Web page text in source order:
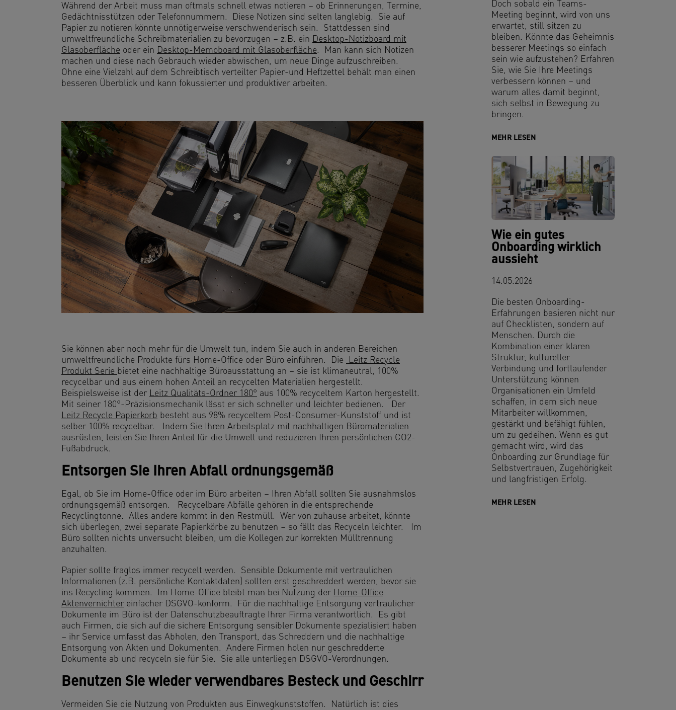
Während der Arbeit muss man oftmals schnell etwas notieren – ob Erinnerungen, Termine,
Gedächtnisstützen oder Telefonnummern. Diese Notizen sind selten langlebig. Sie auf
Papier zu notieren könnte unnötigerweise verschwenderisch sein. Stattdessen sind
umweltfreundliche Schreibmaterialien zu bevorzugen – z.B. ein Desktop-Notizboard mit
Glasoberfläche oder ein Desktop-Memoboard mit Glasoberfläche. Man kann sich Notizen
machen und diese nach Gebrauch wieder abwischen, um neue Dinge aufzuschreiben.
Ohne eine Vielzahl auf dem Schreibtisch verteilter Papier-und Heftzettel behält man einen
besseren Überblick und kann fokussierter und produktiver arbeiten.
Sie können aber noch mehr für die Umwelt tun, indem Sie auch in anderen Bereichen
umweltfreundliche Produkte fürs Home-Office oder Büro einführen. Die
Leitz Recycle
Produkt Serie bietet eine nachhaltige Büroausstattung an – sie ist klimaneutral, 100%
recycelbar und aus einem hohen Anteil an recycelten Materialien hergestellt.
Beispielsweise ist der Leitz Qualitäts-Ordner 180° aus 100% recyceltem Karton hergestellt.
Mit seiner 180°-Präzisionsmechanik lässt er sich schneller und leichter bedienen. Der
Leitz Recycle Papierkorb besteht aus 98% recyceltem Post-Consumer-Kunststoff und ist
selber 100% recycelbar. Indem Sie Ihren Arbeitsplatz mit nachhaltigen Büromaterialien
ausrüsten, leisten Sie Ihren Anteil für die Umwelt und reduzieren Ihren persönlichen CO2-
Fußabdruck.
Entsorgen Sie Ihren Abfall ordnungsgemäß
Egal, ob Sie im Home-Office oder im Büro arbeiten – Ihren Abfall sollten Sie ausnahmslos
ordnungsgemäß entsorgen. Recycelbare Abfälle gehören in die entsprechende
Recyclingtonne. Alles andere kommt in den Restmüll. Wer von zuhause arbeitet, könnte
sich überlegen, zwei separate Papierkörbe zu benutzen – so fällt das Recyceln leichter. Im
Büro sollten nichts unversucht bleiben, um die Kollegen zur korrekten Mülltrennung
anzuhalten.
Papier sollte fraglos immer recycelt werden. Sensible Dokumente mit vertraulichen
Informationen (z.B. persönliche Kontaktdaten) sollten erst geschreddert werden, bevor sie
ins Recycling kommen. Im Home-Office bleibt man bei Nutzung der Home-Office
Aktenvernichter einfacher DSGVO-konform. Für die nachhaltige Entsorgung vertraulicher
Dokumente im Büro ist der Datenschutzbeauftragte Ihrer Firma verantwortlich. Es gibt
auch Firmen, die sich auf die sichere Entsorgung sensibler Dokumente spezialisiert haben
– ihr Service umfasst das Abholen, den Transport, das Schreddern und die nachhaltige
Entsorgung von Akten und Dokumenten. Andere Firmen holen nur geschredderte
Dokumente ab und recyceln sie für Sie. Sie alle unterliegen DSGVO-Verordnungen.
Benutzen Sie wieder verwendbares Besteck und Geschirr
Vermeiden Sie die Nutzung von Produkten aus Einwegkunststoffen. Natürlich ist dies
Doch sobald ein Teams-
Meeting beginnt, wird von uns
erwartet, still sitzen zu
bleiben. Könnte das Geheimnis
besserer Meetings so einfach
sein wie aufzustehen? Erfahren
Sie, wie Sie Ihre Meetings
verbessern können – und
warum alles damit beginnt,
sich selbst in Bewegung zu
bringen.
MEHR LESEN
Wie ein gutes
Onboarding wirklich
aussieht
14.05.2026
Die besten Onboarding-
Erfahrungen basieren nicht nur
auf Checklisten, sondern auf
Menschen. Durch die
Kombination einer klaren
Struktur, kultureller
Verbindung und fortlaufender
Unterstützung können
Organisationen ein Umfeld
schaffen, in dem sich neue
Mitarbeiter willkommen,
gestärkt und befähigt fühlen,
um zu gedeihen. Wenn es gut
gemacht wird, wird das
Onboarding zur Grundlage für
Selbstvertrauen, Zugehörigkeit
und langfristigen Erfolg.
MEHR LESEN